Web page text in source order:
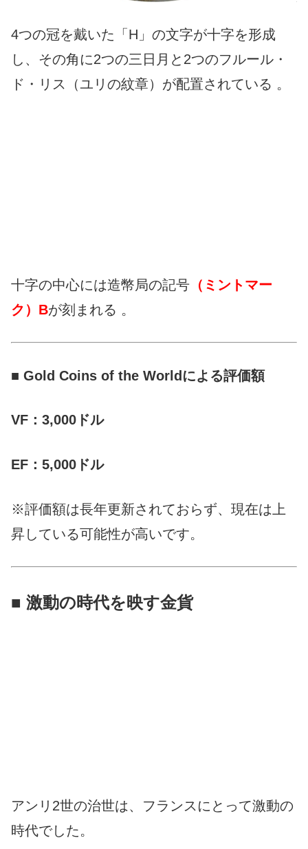
4つの冠を戴いた「H」の文字が十字を形成
し、その角に2つの三日月と2つのフルール・
ド・リス（ユリの紋章）が配置されている 。
十字の中心には造幣局の記号 （ミントマー
ク）Bが刻まれる 。
■ Gold Coins of the Worldによる評価額
VF：3,000ドル
EF：5,000ドル
※評価額は長年更新されておらず、現在は上
昇している可能性が高いです。
■ 激動の時代を映す金貨
アンリ2世の治世は、フランスにとって激動の
時代でした。